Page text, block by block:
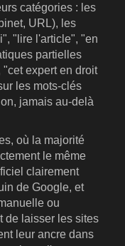
catégories : les
URL), les
"lire l'article", "en
partielles
expert en droit
les mots-clés
jamais au-delà
où la majorité
le même
clairement
de Google, et
ou
de laisser les sites
leur ancre dans